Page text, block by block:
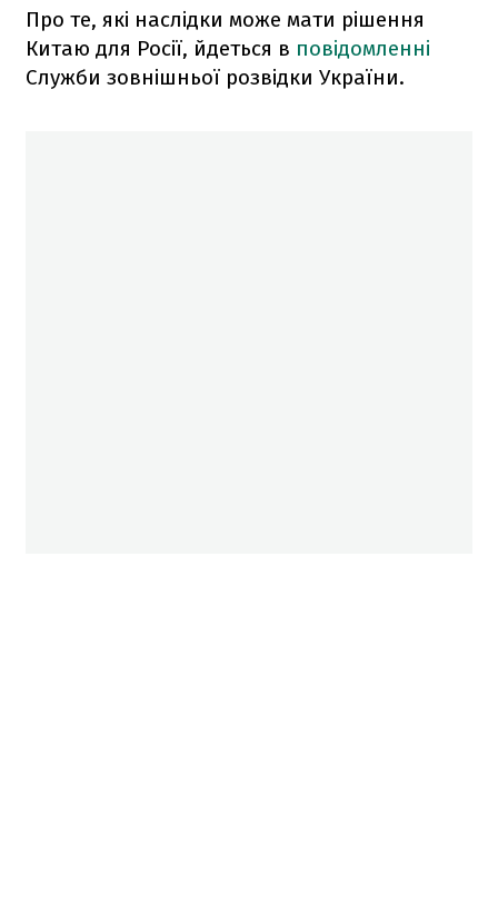
Про те, які наслідки може мати рішення
Китаю для Росії, йдеться в повідомленні
Служби зовнішньої розвідки України.